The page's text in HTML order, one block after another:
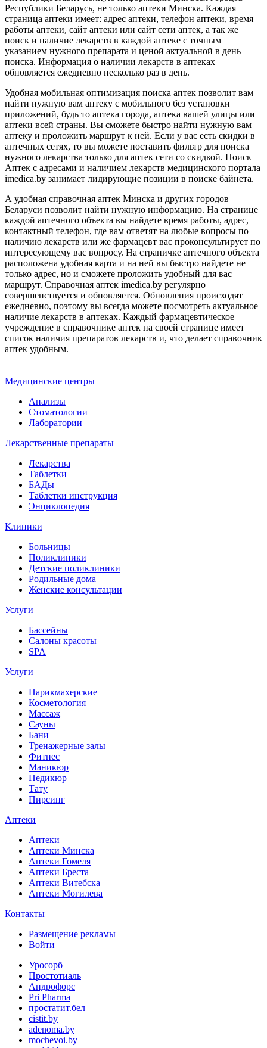
Республики Беларусь, не только аптеки Минска. Каждая
страница аптеки имеет: адрес аптеки, телефон аптеки, время
работы аптеки, сайт аптеки или сайт сети аптек, а так же
поиск и наличие лекарств в каждой аптеке с точным
указанием нужного препарата и ценой актуальной в день
поиска. Информация о наличии лекарств в аптеках
обновляется ежедневно несколько раз в день.
Удобная мобильная оптимизация поиска аптек позволит вам
найти нужную вам аптеку с мобильного без установки
приложений, будь то аптека города, аптека вашей улицы или
аптеки всей страны. Вы сможете быстро найти нужную вам
аптеку и проложить маршрут к ней. Если у вас есть скидки в
аптечных сетях, то вы можете поставить фильтр для поиска
нужного лекарства только для аптек сети со скидкой. Поиск
Аптек с адресами и наличием лекарств медицинского портала
imedica.by занимает лидирующие позиции в поиске байнета.
А удобная справочная аптек Минска и других городов
Беларуси позволит найти нужную информацию. На странице
каждой аптечного объекта вы найдете время работы, адрес,
контактный телефон, где вам ответят на любые вопросы по
наличию лекарств или же фармацевт вас проконсультирует по
интересующему вас вопросу. На страничке аптечного объекта
расположена удобная карта и на ней вы быстро найдете не
только адрес, но и сможете проложить удобный для вас
маршрут. Справочная аптек imedica.by регулярно
совершенствуется и обновляется. Обновления происходят
ежедневно, поэтому вы всегда можете посмотреть актуальное
наличие лекарств в аптеках. Каждый фармацевтическое
учреждение в справочнике аптек на своей странице имеет
список наличия препаратов лекарств и, что делает справочник
аптек удобным.
Медицинские центры
Анализы
Стоматологии
Лаборатории
Лекарственные препараты
Лекарства
Таблетки
БАДы
Таблетки инструкция
Энциклопедия
Клиники
Больницы
Поликлиники
Детские поликлиники
Родильные дома
Женские консультации
Услуги
Бассейны
Салоны красоты
SPA
Услуги
Парикмахерские
Косметология
Массаж
Сауны
Бани
Тренажерные залы
Фитнес
Маникюр
Педикюр
Тату
Пирсинг
Аптеки
Аптеки
Аптеки Минска
Аптеки Гомеля
Аптеки Бреста
Аптеки Витебска
Аптеки Могилева
Контакты
Размещение рекламы
Войти
Уросорб
Простотиаль
Андрофорс
Pri Pharma
простатит.бел
cistit.by
adenoma.by
mochevoi.by